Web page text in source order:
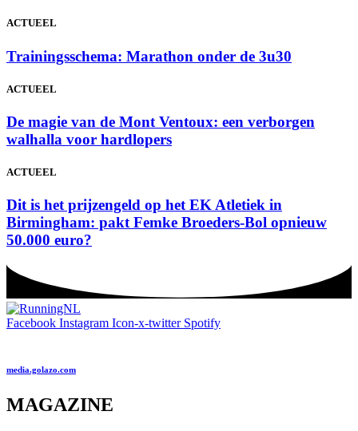
ACTUEEL
Trainingsschema: Marathon onder de 3u30
ACTUEEL
De magie van de Mont Ventoux: een verborgen
walhalla voor hardlopers
ACTUEEL
Dit is het prijzengeld op het EK Atletiek in
Birmingham: pakt Femke Broeders-Bol opnieuw
50.000 euro?
Facebook Instagram Icon-x-twitter Spotify
media.golazo.com
MAGAZINE